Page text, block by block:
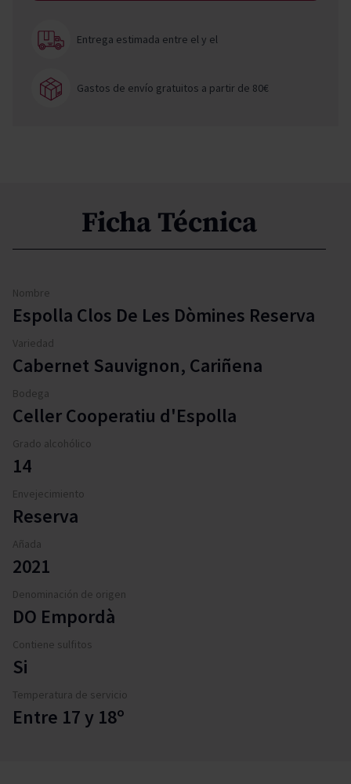
Entrega estimada entre ely el
Gastos de envío gratuitos a partir de 80€
Ficha Técnica
Nombre
Espolla Clos De Les Dòmines Reserva
Variedad
Cabernet Sauvignon, Cariñena
Bodega
Celler Cooperatiu d'Espolla
Grado alcohólico
14
Envejecimiento
Reserva
Añada
2021
Denominación de origen
DO Empordà
Contiene sulfitos
Si
Temperatura de servicio
Entre 17 y 18º